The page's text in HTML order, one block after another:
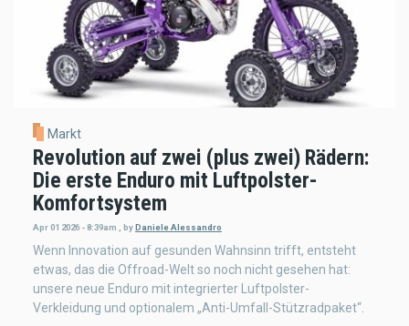
Markt
Revolution auf zwei (plus zwei) Rädern:
Die erste Enduro mit Luftpolster-
Komfortsystem
Apr 01 2026 - 8:39am byDaniele Alessandro
Wenn Innovation auf gesunden Wahnsinn trifft, entsteht
etwas, das die Offroad-Welt so noch nicht gesehen hat:
unsere neue Enduro mit integrierter Luftpolster-
Verkleidung und optionalem „Anti-Umfall-Stützradpaket“.